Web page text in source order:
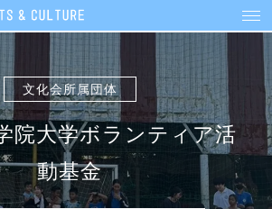
文化会所属団体
院大学ボランティア活
動基金